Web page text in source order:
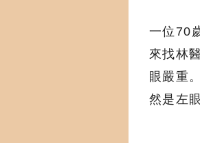
一位70
來找林
眼嚴重
然是左